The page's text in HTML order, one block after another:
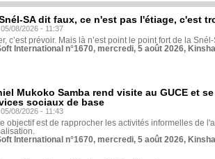
SA dit faux, ce n'est pas l'étiage, c'est
08/2026 - 11:37
c’est prévoir. Mais là n’est point le point fort de la
International n°1670, mercredi, 5 août 2026,
Mukoko Samba rend visite au GUCE et
sociaux de base
08/2026 - 11:43
objectif est de rapprocher les activités informelles de
International n°1670, mercredi, 5 août 2026,